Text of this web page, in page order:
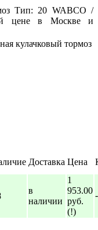
кулачковый тормоз
Доставка Цена
в
наличии
1
953.00
руб.
(!)
-